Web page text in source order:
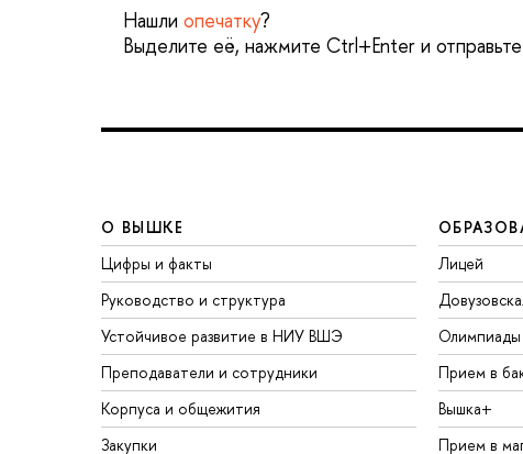
Нашли опечатку?
Выделите её, нажмите Ctrl+Enter и
О ВЫШКЕ
Цифры и факты
Руководство и структура
Устойчивое развитие в НИУ ВШЭ
Преподаватели и сотрудники
Корпуса и общежития
Закупки
Лицей
Олимпиады
Прием в
Вышка+
Прием в